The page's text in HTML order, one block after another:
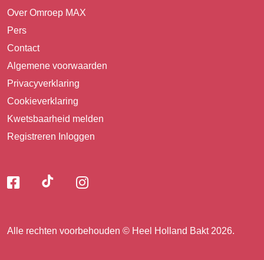
Over Omroep MAX
Pers
Contact
Algemene voorwaarden
Privacyverklaring
Cookieverklaring
Kwetsbaarheid melden
Registreren Inloggen
Volg
ons
Volg
Volg
Alle rechten voorbehouden © Heel Holland Bakt 2026.